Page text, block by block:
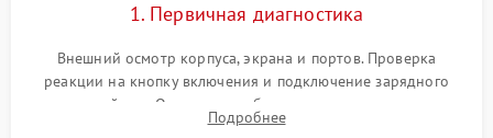
1. Первичная диагностика
Внешний осмотр корпуса, экрана и портов. Проверка
реакции на кнопку включения и подключение зарядного
устройства. Оценка потребления тока с помощью
лабораторного блока питания для локализации проблемы.
Подробнее